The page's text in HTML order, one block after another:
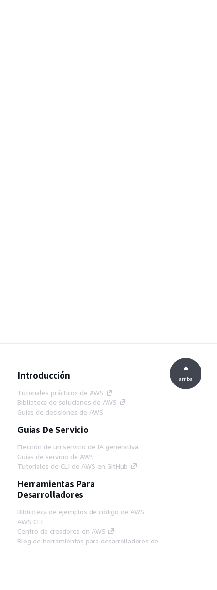
Introducción
Tutoriales prácticos de AWS
Biblioteca de soluciones de AWS
Guías de decisiones de AWS
Guías De Servicio
Elección de un servicio de IA generativa
Guías de servicio de AWS
Tutoriales de CLI de AWS en GitHub
Herramientas Para
Desarrolladores
Biblioteca de ejemplos de código de AWS
AWS CLI
Centro de creadores en AWS
Blog de herramientas para desarrolladores de
arriba